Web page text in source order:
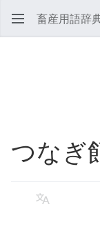
畜産用語辞
つなぎ
言語